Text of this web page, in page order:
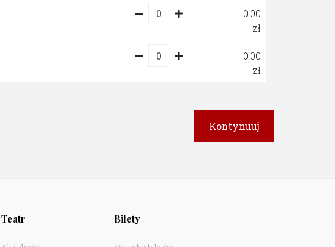
0.00
0.00
Teatr Bilety